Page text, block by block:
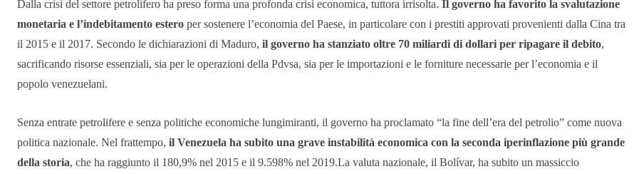
Dalla crisi del settore petrolifero ha preso forma una profonda crisi economica, tuttora irrisolta. Il governo ha favorito la svalutazione
monetaria e l’indebitamento estero per sostenere l’economia del Paese, in particolare con i prestiti approvati provenienti dalla Cina tra
il 2015 e il 2017. Secondo le dichiarazioni di Maduro, il governo ha stanziato oltre 70 miliardi di dollari per ripagare il debito,
sacrificando risorse essenziali, sia per le operazioni della Pdvsa, sia per le importazioni e le forniture necessarie per l’economia e il
popolo venezuelani.
Senza entrate petrolifere e senza politiche economiche lungimiranti, il governo ha proclamato “la fine dell’era del petrolio” come nuova
politica nazionale. Nel frattempo, il Venezuela ha subito una grave instabilità economica con la seconda iperinflazione più grande
della storia, che ha raggiunto il 180,9% nel 2015 e il 9.598% nel 2019.La valuta nazionale, il Bolívar, ha subito un massiccio